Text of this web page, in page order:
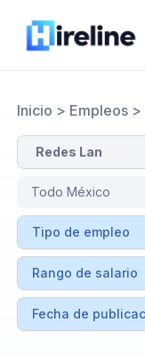
Inicio > Empleos>